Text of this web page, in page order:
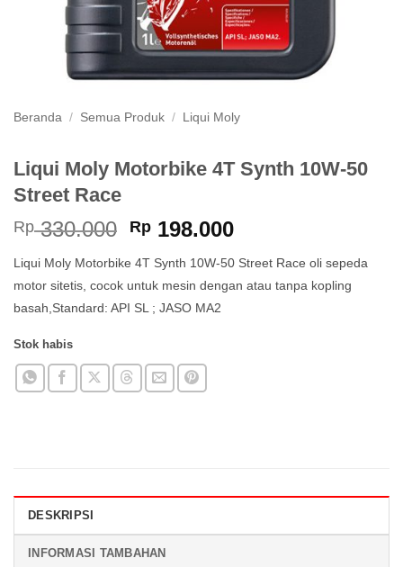
Beranda / Semua Produk / Liqui Moly
Liqui Moly Motorbike 4T Synth 10W-50
Street Race
Rp330.000 Harga
adalah:
Rp 330.000.
Rp 198.000Harga
ini
adalah:
Liqui Moly Motorbike 4T Synth 10W-50 Street Race oli sepeda
motor sitetis, cocok untuk mesin dengan atau tanpa kopling
basah,Standard: API SL ; JASO MA2
Stok habis
DESKRIPSI
INFORMASI TAMBAHAN